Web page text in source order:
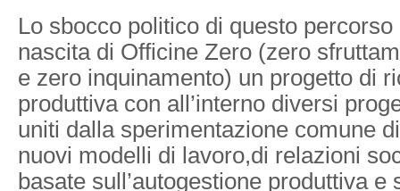
Lo sbocco politico di questo
nascita di Officine Zero (zero
e zero inquinamento) un progetto di
produttiva con all’interno diversi
uniti dalla sperimentazione comune
nuovi modelli di lavoro,di relazioni
basate sull’autogestione produttiva e